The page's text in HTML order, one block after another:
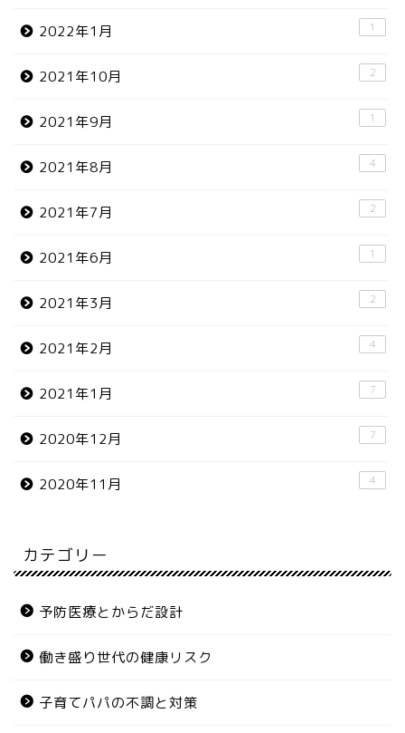
2022年1月 1
2021年10月 2
2021年9月 1
2021年8月 4
2021年7月 2
2021年6月 1
2021年3月 2
2021年2月 4
2021年1月 7
2020年12月 7
2020年11月 4
カテゴリー
予防医療とからだ設計
働き盛り世代の健康リスク
子育てパパの不調と対策